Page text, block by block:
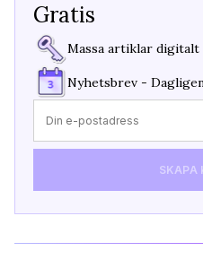
Gratis
Massa artiklar digitalt
Nyhetsbrev -
SKAPA